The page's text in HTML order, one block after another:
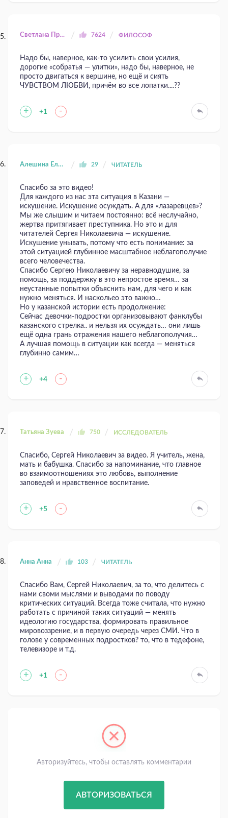
Светлана Прилуцкая 7624 ФИЛОСОФ
Надо бы, наверное, как-то усилить свои усилия,
дорогие «собратья — улитки», надо бы, наверное, не
просто двигаться к вершине, но ещё и сиять
ЧУВСТВОМ ЛЮБВИ, причём во все лопатки....??
+ +1 -
Алешина Елена 29 ЧИТАТЕЛЬ
Спасибо за это видео!
Для каждого из нас эта ситуация в Казани —
искушение. Искушение осуждать. А для «лазаревцев»?
Мы же слышим и читаем постоянно: всё неслучайно,
жертва притягивает преступника. Но это и для
читателей Сергея Николаевича — искушение.
Искушение унывать, потому что есть понимание: за
этой ситуацией глубинное масштабное неблагополучие
всего человечества.
Спасибо Сергею Николаевичу за неравнодушие, за
помощь, за поддержку в это непростое время… за
неустанные попытки объяснить нам, для чего и как
нужно меняться. И наскольео это важно…
Но у казанской истории есть продолжение:
Сейчас девочки-подростки организовывают фанклубы
казанского стрелка.. и нельзя их осуждать… они лишь
ещё одна грань отражения нашего неблагополучия…
А лучшая помощь в ситуации как всегда — меняться
глубинно самим…
+ +4 -
Татьяна Зуева 750 ИССЛЕДОВАТЕЛЬ
Спасибо, Сергей Николаевич за видео. Я учитель, жена,
мать и бабушка. Спасибо за напоминание, что главное
во взаимоотношениях это любовь, выполнение
заповедей и нравственное воспитание.
+ +5 -
Анна Анна 103 ЧИТАТЕЛЬ
Спасибо Вам, Сергей Николаевич, за то, что делитесь с
нами своми мыслями и выводами по поводу
критических ситуаций. Всегда тоже считала, что нужно
работать с причиной таких ситуаций — менять
идеологию государства, формировать правильное
мировоззрение, и в первую очередь через СМИ. Что в
голове у современных подростков? то, что в тедефоне,
телевизоре и т.д.
+ +1 -
Авторизуйтесь, чтобы оставлять комментарии
АВТОРИЗОВАТЬСЯ